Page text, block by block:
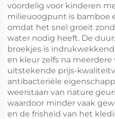
voordelig voor kinderen
milieuoogpunt is bamboe
omdat het snel groeit
water nodig heeft. De
broekjes is
en kleur zelfs na meerdere
uitstekende prijs-
antibacteriële
weerstaan van nature
waardoor minder vaak
en de frisheid van het